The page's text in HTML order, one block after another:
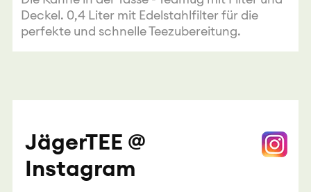
Deckel. 0,4 Liter mit Edelstahlfilter für die
perfekte und schnelle Teezubereitung.
JägerTEE @
Instagram